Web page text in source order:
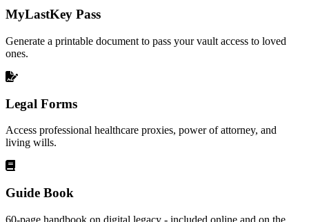
MyLastKey Pass
Generate a printable document to pass your vault access to loved
ones.
Legal Forms
Access professional healthcare proxies, power of attorney, and
living wills.
Guide Book
60-page handbook on digital legacy - included online and on the